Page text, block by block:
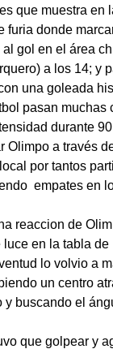
que muestra en
furia donde
gol en el área
a los 14; y
una goleada
pasan muchas
durante
Olimpo a través
por tantos
empates en
reaccion de
en la tabla
lo volvio a
un centro
buscando el
que golpear y